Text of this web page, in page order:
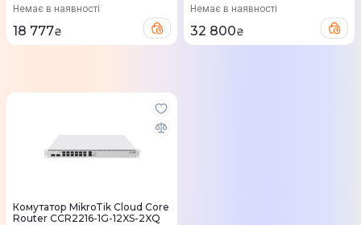
Немає в наявності
18 777₴
Немає в наявності
32 800₴
Комутатор MikroTik Cloud Core
Router CCR2216-1G-12XS-2XQ